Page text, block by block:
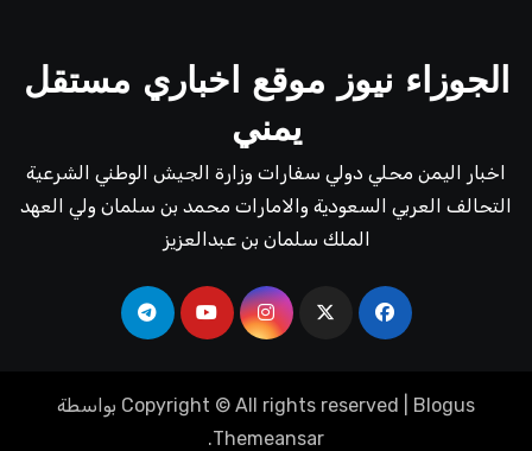
الجوزاء نيوز موقع اخباري مستقل
يمني
اخبار اليمن محلي دولي سفارات وزارة الجيش الوطني الشرعية
التحالف العربي السعودية والامارات محمد بن سلمان ولي العهد
الملك سلمان بن عبدالعزيز
Copyright © All rights reserved Blogus
بواسطة
Themeansar
.